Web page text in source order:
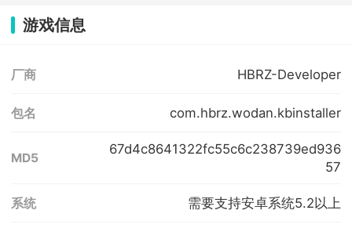
游戏信息
厂商 HBRZ-Developer
包名 com.hbrz.wodan.kbinstaller
MD5
67d4c8641322fc55c6c238739ed936
57
系统 需要支持安卓系统5.2以上